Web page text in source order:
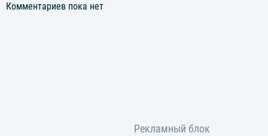
Комментариев пока нет